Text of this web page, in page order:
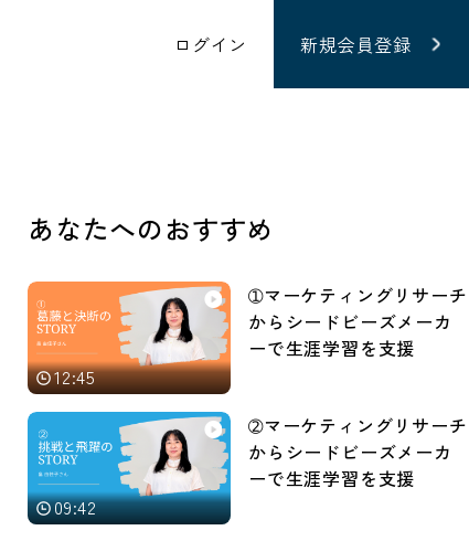
ログイン 新規会員登録
あなたへのおすすめ
12:45
➀マーケティングリサーチ
からシードビーズメーカ
ーで生涯学習を支援
09:42
➁マーケティングリサーチ
からシードビーズメーカ
ーで生涯学習を支援